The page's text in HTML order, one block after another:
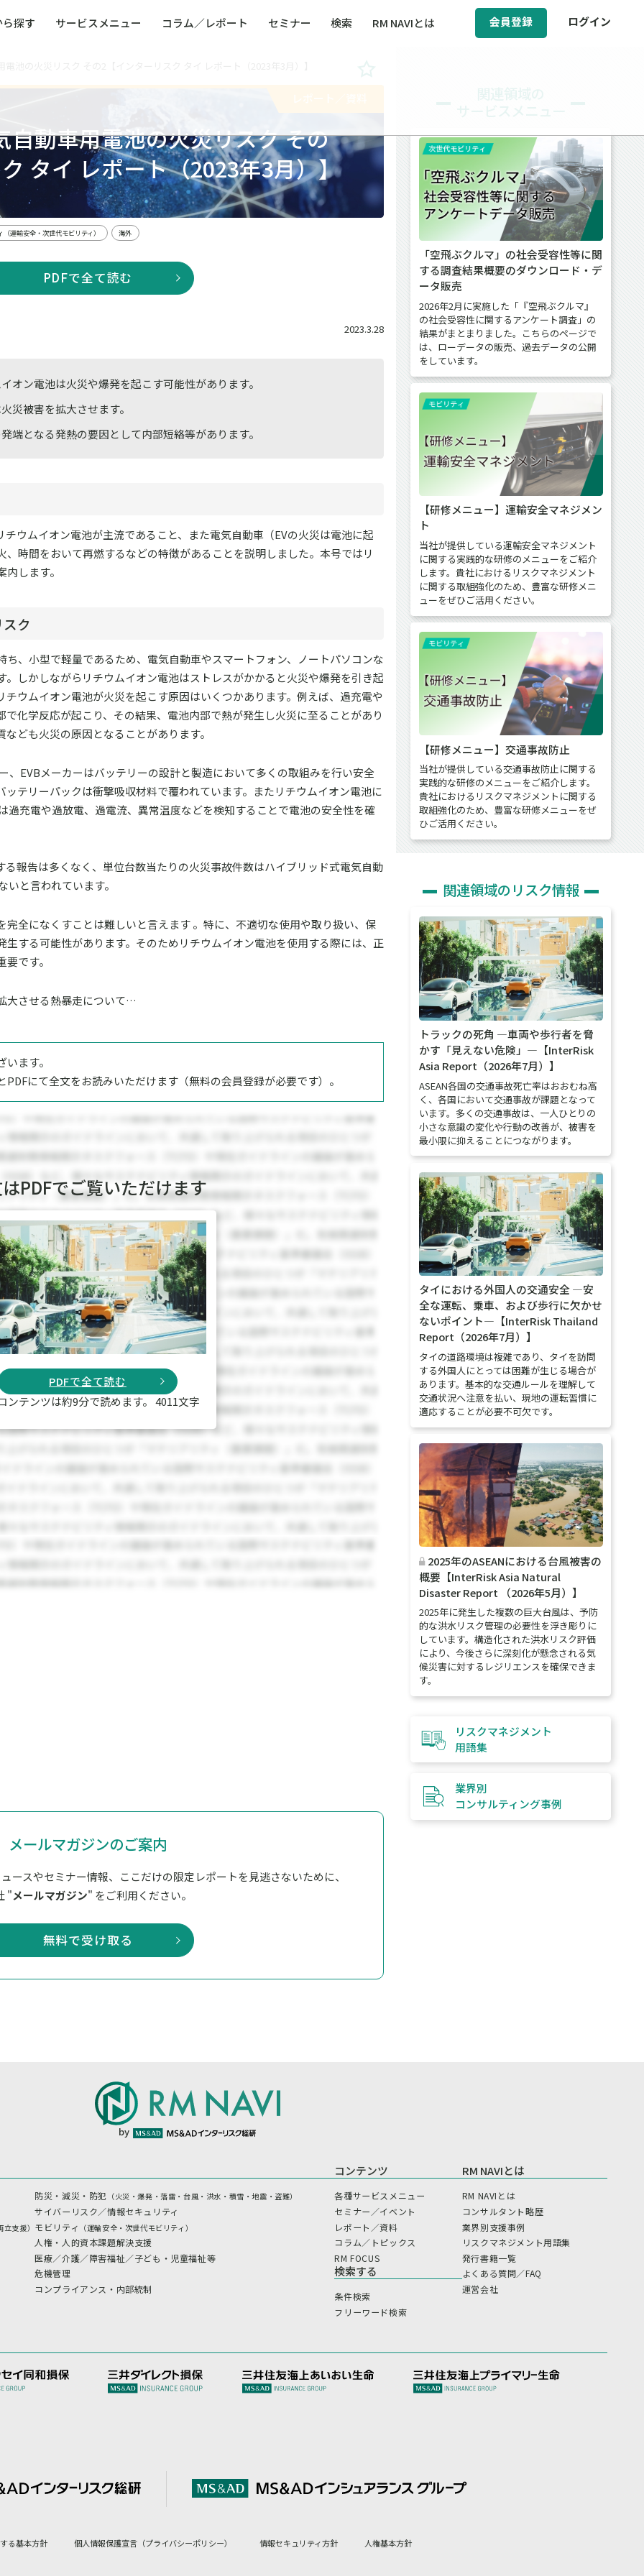
探す サービスメニュー コラム／レポート セミナー 検索 RM NAVIとは 会員登録 ログイン
BCP／BCM（事業継続マネジメント）
人権・人的資本課題解決支援
安全文化醸成／労働安全衛生
福祉等
全社的リスク管理（ERM）
危機管理
コンプライアンス・内部統制
海外
自動車用電池の火災リスク その
タイ レポート（2023年3月）】
（運輸安全・次世代モビリティ） 海外
PDFで全て読む
2023.3.28
オン電池は火災や爆発を起こす可能性があります。
災被害を拡大させます。
端となる発熱の要因として内部短絡等があります。
ウムイオン電池が主流であること、また電気自動車（EVの火災は電池に起
時間をおいて再燃するなどの特徴があることを説明しました。本号ではリ
します。
ク
、小型で軽量であるため、電気自動車やスマートフォン、ノートパソコンな
しかしながらリチウムイオン電池はストレスがかかると火災や爆発を引き起
ウムイオン電池が火災を起こす原因はいくつかあります。例えば、過充電や
化学反応が起こり、その結果、電池内部で熱が発生し火災に至ることがあり
ども火災の原因となることがあります。
、EVBメーカーはバッテリーの設計と製造において多くの取組みを行い安全
テリーパックは衝撃吸収材料で覆われています。またリチウムイオン電池に
過充電や過放電、過電流、異常温度などを検知することで電池の安全性を確
報告は多くなく、単位台数当たりの火災事故件数はハイブリッド式電気自動
と言われています。
全になくすことは難しいと言えます 。特に、不適切な使用や取り扱い、保
する可能性があります。そのためリチウムイオン電池を使用する際には、正
です。
大させる熱暴走について…
ます。
にて全文をお読みいただけます（無料の会員登録が必要です）。
PDFでご覧いただけます
PDFで全て読む
ンテンツは約9分で読めます。 4011文字
メールマガジンのご案内
ースやセミナー情報、ここだけの限定レポートを見逃さないために、
"メールマガジン" をご利用ください。
無料で受け取る
「空飛ぶクルマ」の社会受容性等に関
する調査結果概要のダウンロード・デ
ータ販売
2026年2月に実施した「『空飛ぶクルマ』
の社会受容性に関するアンケート調査」の
結果がまとまりました。こちらのページで
は、ローデータの販売、過去データの公開
をしています。
【研修メニュー】運輸安全マネジメン
ト
当社が提供している運輸安全マネジメント
に関する実践的な研修のメニューをご紹介
します。貴社におけるリスクマネジメント
に関する取組強化のため、豊富な研修メニ
ューをぜひご活用ください。
【研修メニュー】交通事故防止
当社が提供している交通事故防止に関する
実践的な研修のメニューをご紹介します。
貴社におけるリスクマネジメントに関する
取組強化のため、豊富な研修メニューをぜ
ひご活用ください。
関連領域のリスク情報
トラックの死角 ―車両や歩行者を脅
かす「見えない危険」―【InterRisk
Asia Report（2026年7月）】
ASEAN各国の交通事故死亡率はおおむね高
く、各国において交通事故が課題となって
います。多くの交通事故は、一人ひとりの
小さな意識の変化や行動の改善が、被害を
最小限に抑えることにつながります。
タイにおける外国人の交通安全 ―安
全な運転、乗車、および歩行に欠かせ
ないポイント―【InterRisk Thailand
Report（2026年7月）】
タイの道路環境は複雑であり、タイを訪問
する外国人にとっては困難が生じる場合が
あります。基本的な交通ルールを理解して
交通状況へ注意を払い、現地の運転習慣に
適応することが必要不可欠です。
2025年のASEANにおける台風被害の
概要【InterRisk Asia Natural
Disaster Report （2026年5月）】
2025年に発生した複数の巨大台風は、予防
的な洪水リスク管理の必要性を浮き彫りに
しています。構造化された洪水リスク評価
により、今後さらに深刻化が懸念される気
候災害に対するレジリエンスを確保できま
す。
リスクマネジメント
用語集
業界別
コンサルティング事例
by
支援）
防災・減災・防犯 （火災・爆発・落雷・台風・洪水・積雪・地震・盗難）
サイバーリスク／情報セキュリティ
モビリティ （運輸安全・次世代モビリティ）
人権・人的資本課題解決支援
医療／介護／障害福祉／子ども・児童福祉等
危機管理
コンプライアンス・内部統制
コンテンツ
各種サービスメニュー
セミナー／イベント
レポート／資料
コラム／トピックス
RM FOCUS
検索する
条件検索
フリーワード検索
RM NAVIとは
RM NAVIとは
コンサルタント略歴
業界別支援事例
リスクマネジメント用語集
発行書籍一覧
よくある質問／FAQ
運営会社
る基本方針 個人情報保護宣言（プライバシーポリシー） 情報セキュリティ方針 人権基本方針